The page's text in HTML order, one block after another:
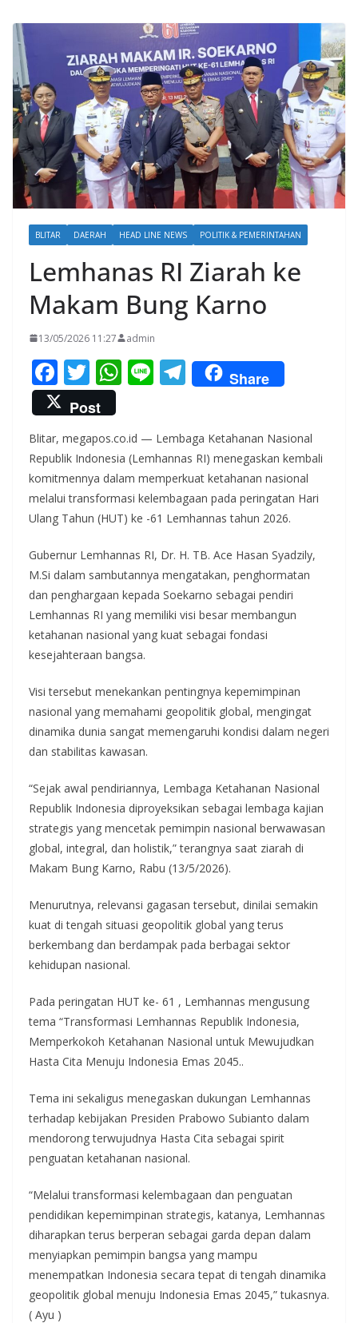
BLITAR DAERAH HEAD LINE NEWS POLITIK & PEMERINTAHAN
Lemhanas RI Ziarah ke
Makam Bung Karno
13/05/2026 11:27 admin
F
ac
e
b
o
o
k
T
w
itt
er
W
s
A
p
p
Li T
el
gr
a
m
Share
Post
Blitar, megapos.co.id — Lembaga Ketahanan Nasional
Republik Indonesia (Lemhannas RI) menegaskan kembali
komitmennya dalam memperkuat ketahanan nasional
melalui transformasi kelembagaan pada peringatan Hari
Ulang Tahun (HUT) ke -61 Lemhannas tahun 2026.
Gubernur Lemhannas RI, Dr. H. TB. Ace Hasan Syadzily,
M.Si dalam sambutannya mengatakan, penghormatan
dan penghargaan kepada Soekarno sebagai pendiri
Lemhannas RI yang memiliki visi besar membangun
ketahanan nasional yang kuat sebagai fondasi
kesejahteraan bangsa.
Visi tersebut menekankan pentingnya kepemimpinan
nasional yang memahami geopolitik global, mengingat
dinamika dunia sangat memengaruhi kondisi dalam negeri
dan stabilitas kawasan.
“Sejak awal pendiriannya, Lembaga Ketahanan Nasional
Republik Indonesia diproyeksikan sebagai lembaga kajian
strategis yang mencetak pemimpin nasional berwawasan
global, integral, dan holistik,” terangnya saat ziarah di
Makam Bung Karno, Rabu (13/5/2026).
Menurutnya, relevansi gagasan tersebut, dinilai semakin
kuat di tengah situasi geopolitik global yang terus
berkembang dan berdampak pada berbagai sektor
kehidupan nasional.
Pada peringatan HUT ke- 61 , Lemhannas mengusung
tema “Transformasi Lemhannas Republik Indonesia,
Memperkokoh Ketahanan Nasional untuk Mewujudkan
Hasta Cita Menuju Indonesia Emas 2045..
Tema ini sekaligus menegaskan dukungan Lemhannas
terhadap kebijakan Presiden Prabowo Subianto dalam
mendorong terwujudnya Hasta Cita sebagai spirit
penguatan ketahanan nasional.
“Melalui transformasi kelembagaan dan penguatan
pendidikan kepemimpinan strategis, katanya, Lemhannas
diharapkan terus berperan sebagai garda depan dalam
menyiapkan pemimpin bangsa yang mampu
menempatkan Indonesia secara tepat di tengah dinamika
geopolitik global menuju Indonesia Emas 2045,” tukasnya.
( Ayu )